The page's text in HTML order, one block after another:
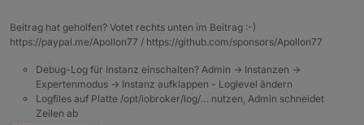
Beitrag hat geholfen? Votet rechts unten im Beitrag :-)
https://paypal.me/Apollon77 / https://github.com/sponsors/Apollon77
Debug-Log für Instanz einschalten? Admin -> Instanzen ->
Expertenmodus -> Instanz aufklappen - Loglevel ändern
Logfiles auf Platte /opt/iobroker/log/… nutzen, Admin schneidet
Zeilen ab